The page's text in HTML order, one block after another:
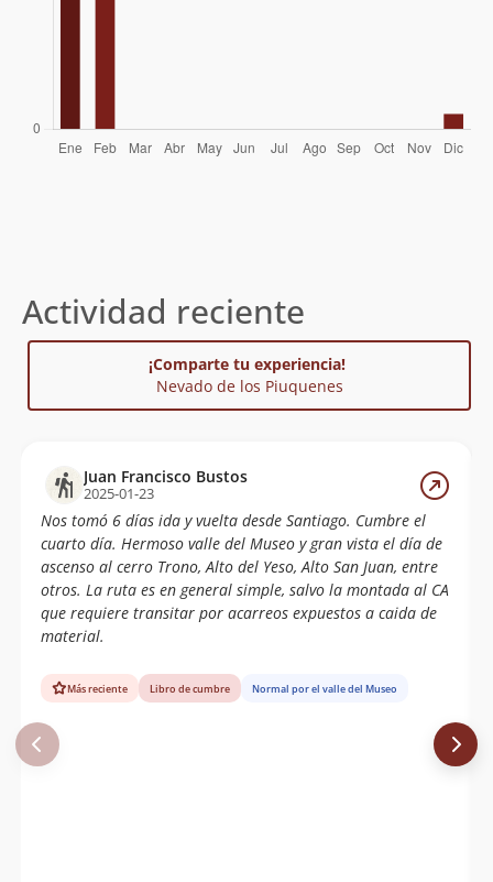
Actividad reciente
¡Comparte tu experiencia!
Nevado de los Piuquenes
Juan Francisco Bustos
2025-01-23
Nos tomó 6 días ida y vuelta desde Santiago. Cumbre el
cuarto día. Hermoso valle del Museo y gran vista el día de
ascenso al cerro Trono, Alto del Yeso, Alto San Juan, entre
otros. La ruta es en general simple, salvo la montada al CA
que requiere transitar por acarreos expuestos a caida de
material.
Más reciente Libro de cumbre Normal por el valle del Museo